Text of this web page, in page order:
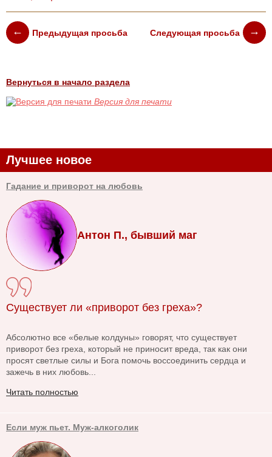
Предыдущая просьба Следующая просьба
Вернуться в начало раздела
Версия для печати
Лучшее новое
Гадание и приворот на любовь
Антон П., бывший маг
Существует ли «приворот без греха»?
Абсолютно все «белые колдуны» говорят, что существует
приворот без греха, который не приносит вреда, так как они
просят светлые силы и Бога помочь воссоединить сердца и
зажечь в них любовь...
Читать полностью
Если муж пьет. Муж-алкоголик